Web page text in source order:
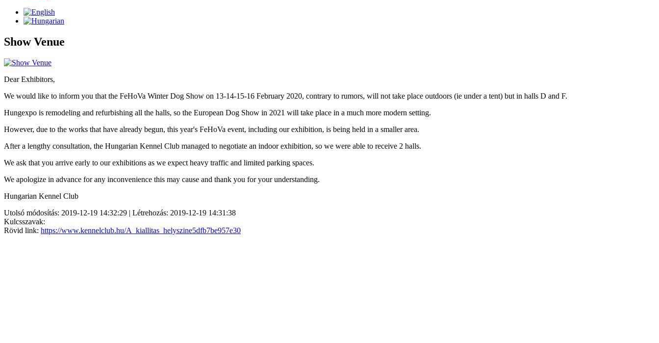
Show Venue
Dear Exhibitors,
We would like to inform you that the FeHoVa Winter Dog Show on 13-14-15-16 February 2020, contrary to rumors, will not take place outdoors (ie under a tent) but in halls D and F.
Hungexpo is remodeling and refurbishing all the halls, so the European Dog Show in 2021 will take place in a much more modern setting.
However, due to the works that have already begun, this year's FeHoVa event, including our exhibition, is being held in a smaller area.
After a lengthy consultation, the Hungarian Kennel Club managed to negotiate an indoor exhibition, so we were able to receive 2 halls.
We ask that you arrive early to our exhibitions as we expect heavy traffic and limited parking spaces.
We apologize in advance for any inconvenience this may cause and thank you for your understanding.
Hungarian Kennel Club
Utolsó módosítás: 2019-12-19 14:32:29 | Létrehozás: 2019-12-19 14:31:38
Kulcsszavak:
Rövid link: https://www.kennelclub.hu/A_kiallitas_helyszine5dfb7be957e30